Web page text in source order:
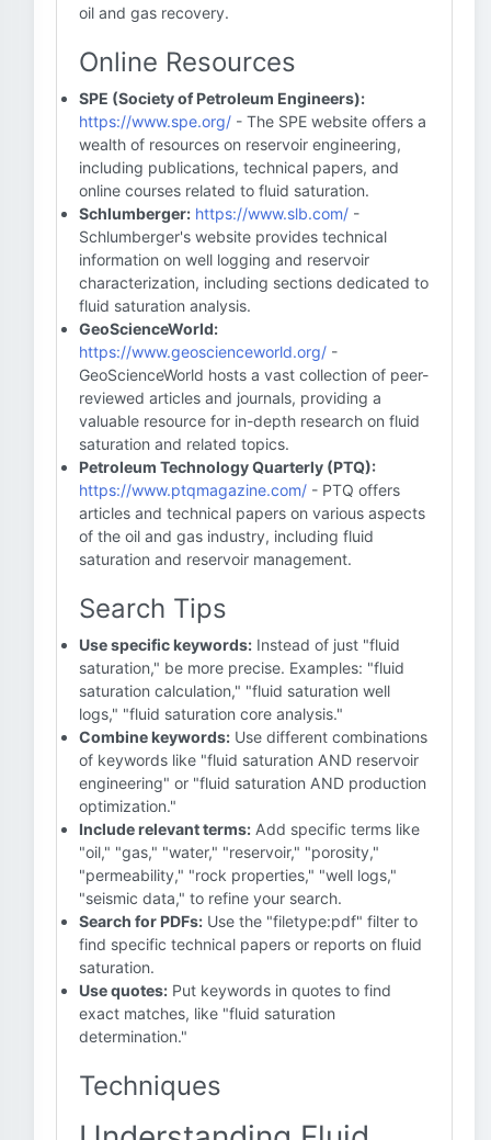
oil and gas recovery.
Online Resources
SPE (Society of Petroleum Engineers):
https://www.spe.org/ - The SPE website offers a
wealth of resources on reservoir engineering,
including publications, technical papers, and
online courses related to fluid saturation.
Schlumberger: https://www.slb.com/ -
Schlumberger's website provides technical
information on well logging and reservoir
characterization, including sections dedicated to
fluid saturation analysis.
GeoScienceWorld:
https://www.geoscienceworld.org/ -
GeoScienceWorld hosts a vast collection of peer-
reviewed articles and journals, providing a
valuable resource for in-depth research on fluid
saturation and related topics.
Petroleum Technology Quarterly (PTQ):
https://www.ptqmagazine.com/ - PTQ offers
articles and technical papers on various aspects
of the oil and gas industry, including fluid
saturation and reservoir management.
Search Tips
Use specific keywords: Instead of just "fluid
saturation," be more precise. Examples: "fluid
saturation calculation," "fluid saturation well
logs," "fluid saturation core analysis."
Combine keywords: Use different combinations
of keywords like "fluid saturation AND reservoir
engineering" or "fluid saturation AND production
optimization."
Include relevant terms: Add specific terms like
"oil," "gas," "water," "reservoir," "porosity,"
"permeability," "rock properties," "well logs,"
"seismic data," to refine your search.
Search for PDFs: Use the "filetype:pdf" filter to
find specific technical papers or reports on fluid
saturation.
Use quotes: Put keywords in quotes to find
exact matches, like "fluid saturation
determination."
Techniques